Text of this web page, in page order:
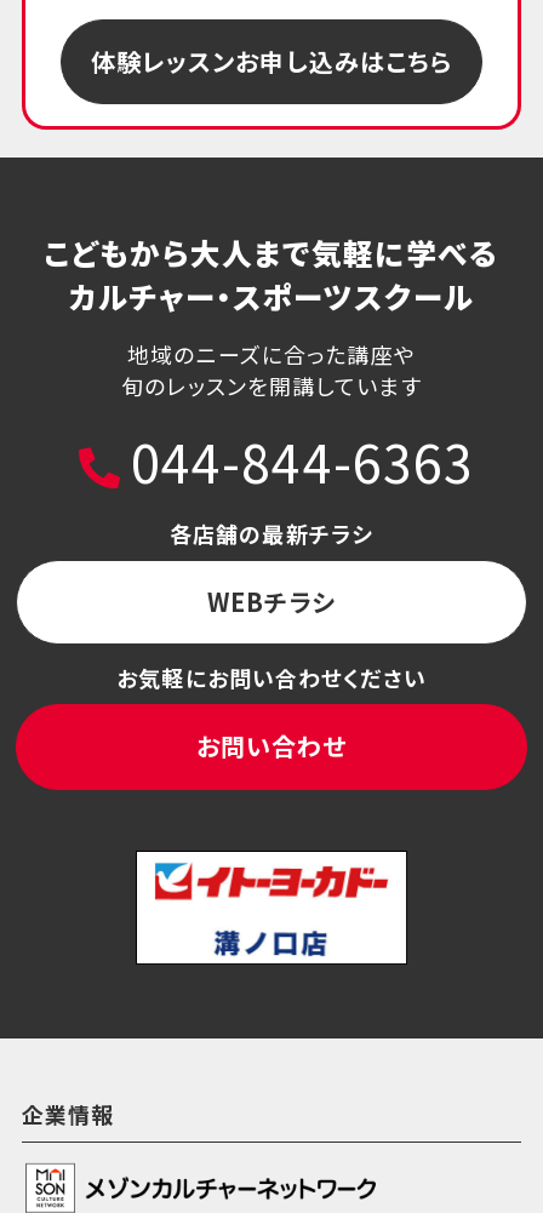
体験レッスンお申し込みはこちら
こどもから大人まで気軽に学べる
カルチャー・スポーツスクール
地域のニーズに合った講座や
旬のレッスンを開講しています
044-844-6363
各店舗の最新チラシ
WEBチラシ
お気軽にお問い合わせください
お問い合わせ
企業情報